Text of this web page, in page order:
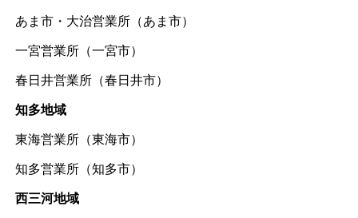
あま市・大治営業所（あま市）
一宮営業所（一宮市）
春日井営業所（春日井市）
知多地域
東海営業所（東海市）
知多営業所（知多市）
西三河地域